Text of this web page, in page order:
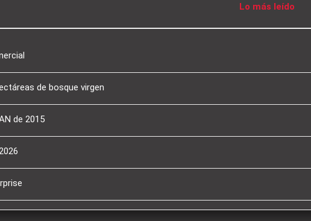
Lo más leído
de bosque virgen
de 2015